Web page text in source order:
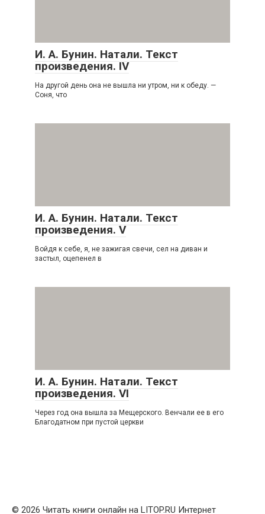
И. А. Бунин. Натали. Текст
произведения. IV
На другой день она не вышла ни утром, ни к обеду. —
Соня, что
И. А. Бунин. Натали. Текст
произведения. V
Войдя к себе, я, не зажигая свечи, сел на диван и
застыл, оцепенел в
И. А. Бунин. Натали. Текст
произведения. VI
Через год она вышла за Мещерского. Венчали ее в его
Благодатном при пустой церкви
© 2026 Читать книги онлайн на LITOP.RU Интернет